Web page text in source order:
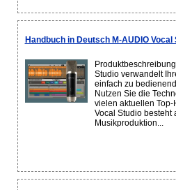
Handbuch in Deutsch M-AUDIO Vocal
Studio verwandelt
einfach zu
Nutzen Sie die
vielen aktuellen Top-
Vocal Studio besteht
Musikproduktion...